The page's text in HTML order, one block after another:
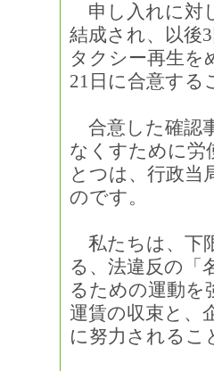
申し入れに対
結成され、以後
タクシー再生を
21日に合意する
合意した確認
なくすために労
とつは、行政当
のです。
私たちは、下
る、法違反の「
るための運動を
運賃の収束と、
に努力されるこ